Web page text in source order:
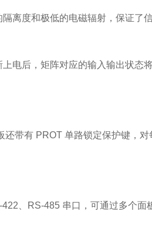
离度和极低的电磁辐射，保证了
电后，矩阵对应的输入输出状
带有 PROT 单路锁定保护键，
、RS-485 串口，可通过多个面